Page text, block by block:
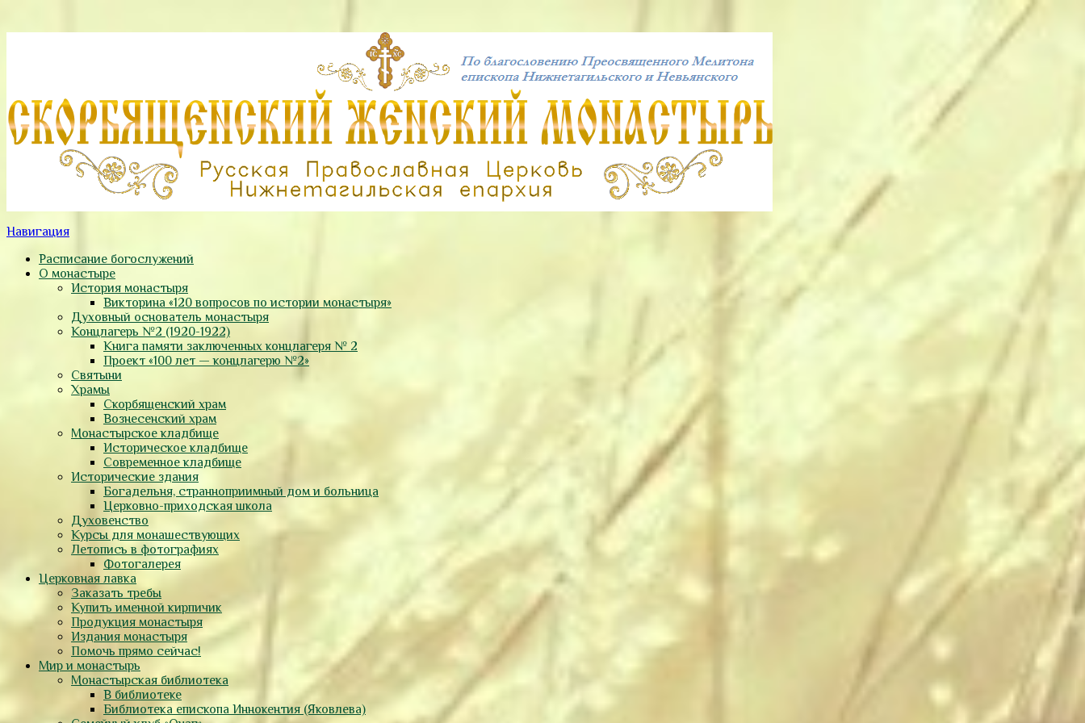
Навигация
Расписание богослужений
О монастыре
История монастыря
Викторина «120 вопросов по истории монастыря»
Духовный основатель монастыря
Концлагерь №2 (1920-1922)
Книга памяти заключенных концлагеря № 2
Проект «100 лет — концлагерю №2»
Святыни
Храмы
Скорбященский храм
Вознесенский храм
Монастырское кладбище
Историческое кладбище
Современное кладбище
Исторические здания
Богадельня, странноприимный дом и больница
Церковно-приходская школа
Духовенство
Курсы для монашествующих
Летопись в фотографиях
Фотогалерея
Церковная лавка
Заказать требы
Купить именной кирпичик
Продукция монастыря
Издания монастыря
Помочь прямо сейчас!
Мир и монастырь
Монастырская библиотека
В библиотеке
Библиотека епископа Иннокентия (Яковлева)